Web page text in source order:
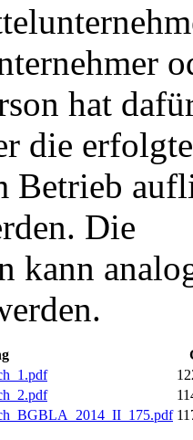
hat
die
Betrieb
Die
kann